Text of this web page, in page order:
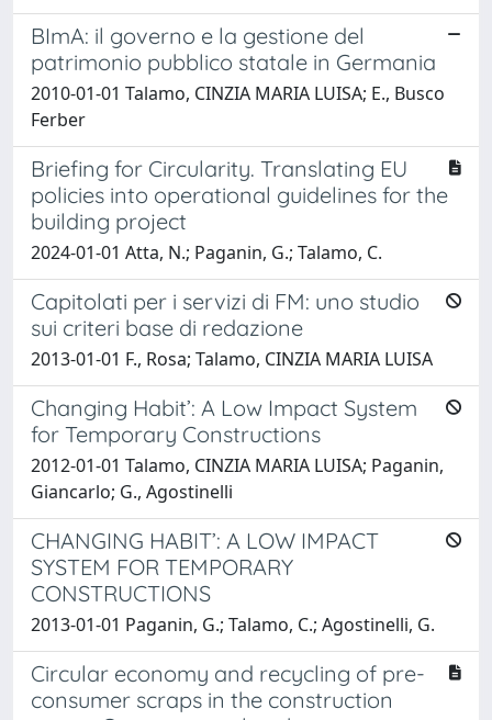
BImA: il governo e la gestione del
patrimonio pubblico statale in Germania
2010-01-01 Talamo, CINZIA MARIA LUISA; E., Busco
Ferber
Briefing for Circularity. Translating EU
policies into operational guidelines for the
building project
2024-01-01 Atta, N.; Paganin, G.; Talamo, C.
Capitolati per i servizi di FM: uno studio
sui criteri base di redazione
2013-01-01 F., Rosa; Talamo, CINZIA MARIA LUISA
Changing Habit’: A Low Impact System
for Temporary Constructions
2012-01-01 Talamo, CINZIA MARIA LUISA; Paganin,
Giancarlo; G., Agostinelli
CHANGING HABIT’: A LOW IMPACT
SYSTEM FOR TEMPORARY
CONSTRUCTIONS
2013-01-01 Paganin, G.; Talamo, C.; Agostinelli, G.
Circular economy and recycling of pre-
consumer scraps in the construction